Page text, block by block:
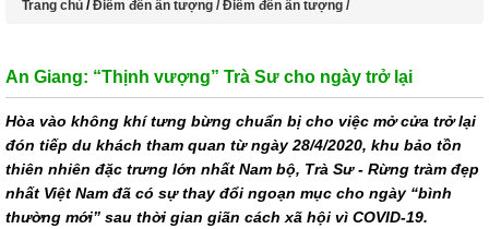
Trang chủ /Điểm đến ấn tượng /Điểm đến ấn tượng /
An Giang: “Thịnh vượng” Trà Sư cho ngày trở lại
Hòa vào không khí tưng bừng chuẩn bị cho việc mở cửa trở lại
đón tiếp du khách tham quan từ ngày 28/4/2020, khu bảo tồn
thiên nhiên đặc trưng lớn nhất Nam bộ, Trà Sư - Rừng tràm đẹp
nhất Việt Nam đã có sự thay đổi ngoạn mục cho ngày “bình
thường mới” sau thời gian giãn cách xã hội vì COVID-19.